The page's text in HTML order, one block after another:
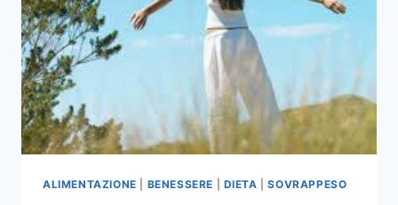
ALIMENTAZIONE BENESSERE DIETA |SOVRAPPESO